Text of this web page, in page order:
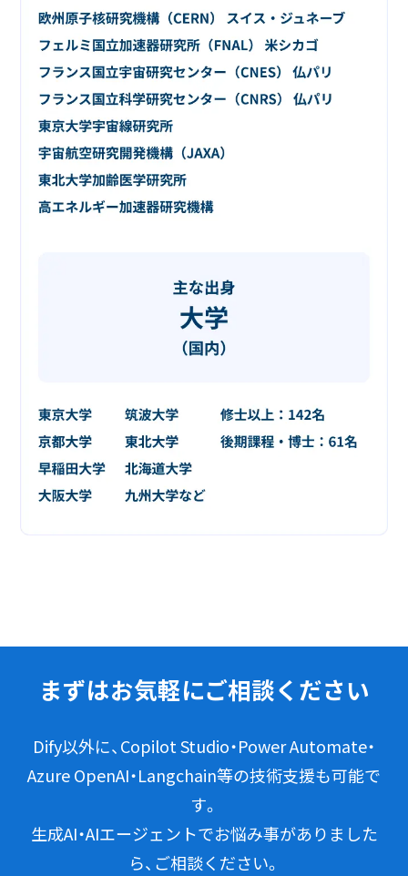
まずはお気軽にご相談ください
Dify以外に、Copilot Studio・Power Automate・
Azure OpenAI・Langchain等の技術支援も可能で
す。
生成AI・AIエージェントでお悩み事がありました
ら、ご相談ください。